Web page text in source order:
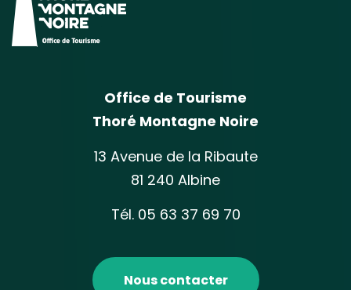
Office de Tourisme
Thoré Montagne Noire
13 Avenue de la Ribaute
81 240 Albine
Tél. 05 63 37 69 70
Nous contacter